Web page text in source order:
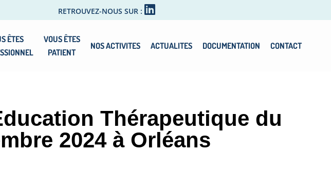
RETROUVEZ-NOUS SUR :
ÊTES
VOUS ÊTES
PATIENT
NOS ACTIVITES ACTUALITES DOCUMENTATION CONTACT
Thérapeutique du
2024 à Orléans